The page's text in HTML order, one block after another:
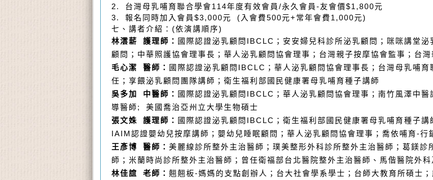
2. 台灣母乳哺育聯合學會114年度有效會員/永久會員-友會價$1,800元
3. 報名同時加入會員$3,000元 (入會費500元+常年會費1,000元)
七、 講者介紹 ： (依演講順序)
林澐薪 護理師： 國際認證泌乳顧問IBCLC；安安婦兒科診所泌乳顧問；咪咪講堂
顧問；中華照護協會理事長；華人泌乳顧問協會理事；台灣親子按摩協會監事；台
毛心潔 醫師： 國際認證泌乳顧問IBCLC；華人泌乳顧問協會理事長；台灣母乳哺
任；享餵泌乳顧問團隊講師；衛生福利部國民健康署母乳哺育種子講師
吳多加 中醫師： 國際認證泌乳顧問IBCLC；華人泌乳顧問協會理事；南竹風澤中
導醫師; 美國喬治亞州立大學生物碩士
張文姝 護理師： 國際認證泌乳顧問IBCLC；衛生福利部國民健康署母乳哺育種子講
IAIM認證嬰幼兒按摩講師；嬰幼兒睡眠顧問；華人泌乳顧問協會理事；喬依哺育-行
王彥博 醫師： 美麗線診所整外主治醫師；璞美整形外科診所整外主治醫師；葛鎂診
師；米蘭時尚診所整外主治醫師；曾任衛福部台北醫院整外主治醫師、馬偕醫院外
林佳誼 老師： 翹翹板-媽媽的支點創辦人；台大社會學系學士；台師大教育所碩士